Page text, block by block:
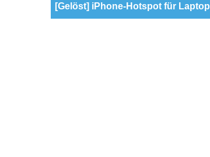
[Gelöst] iPhone-Hotspot für